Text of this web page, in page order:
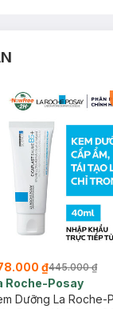
₫445.000 ₫
Roche-Posay
Dưỡng La Roche-